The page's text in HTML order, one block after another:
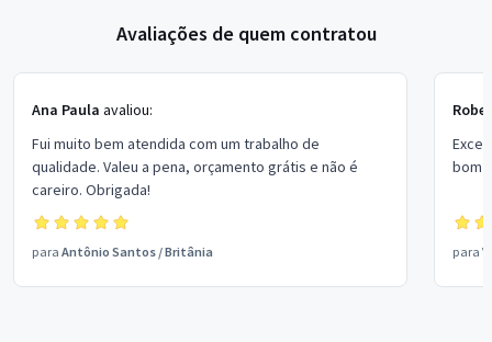
Avaliações de quem contratou
Ana Paula avaliou:
Fui muito bem atendida com um trabalho de
qualidade. Valeu a pena, orçamento grátis e não é
careiro. Obrigada!
para Antônio Santos /Britânia
bom
para